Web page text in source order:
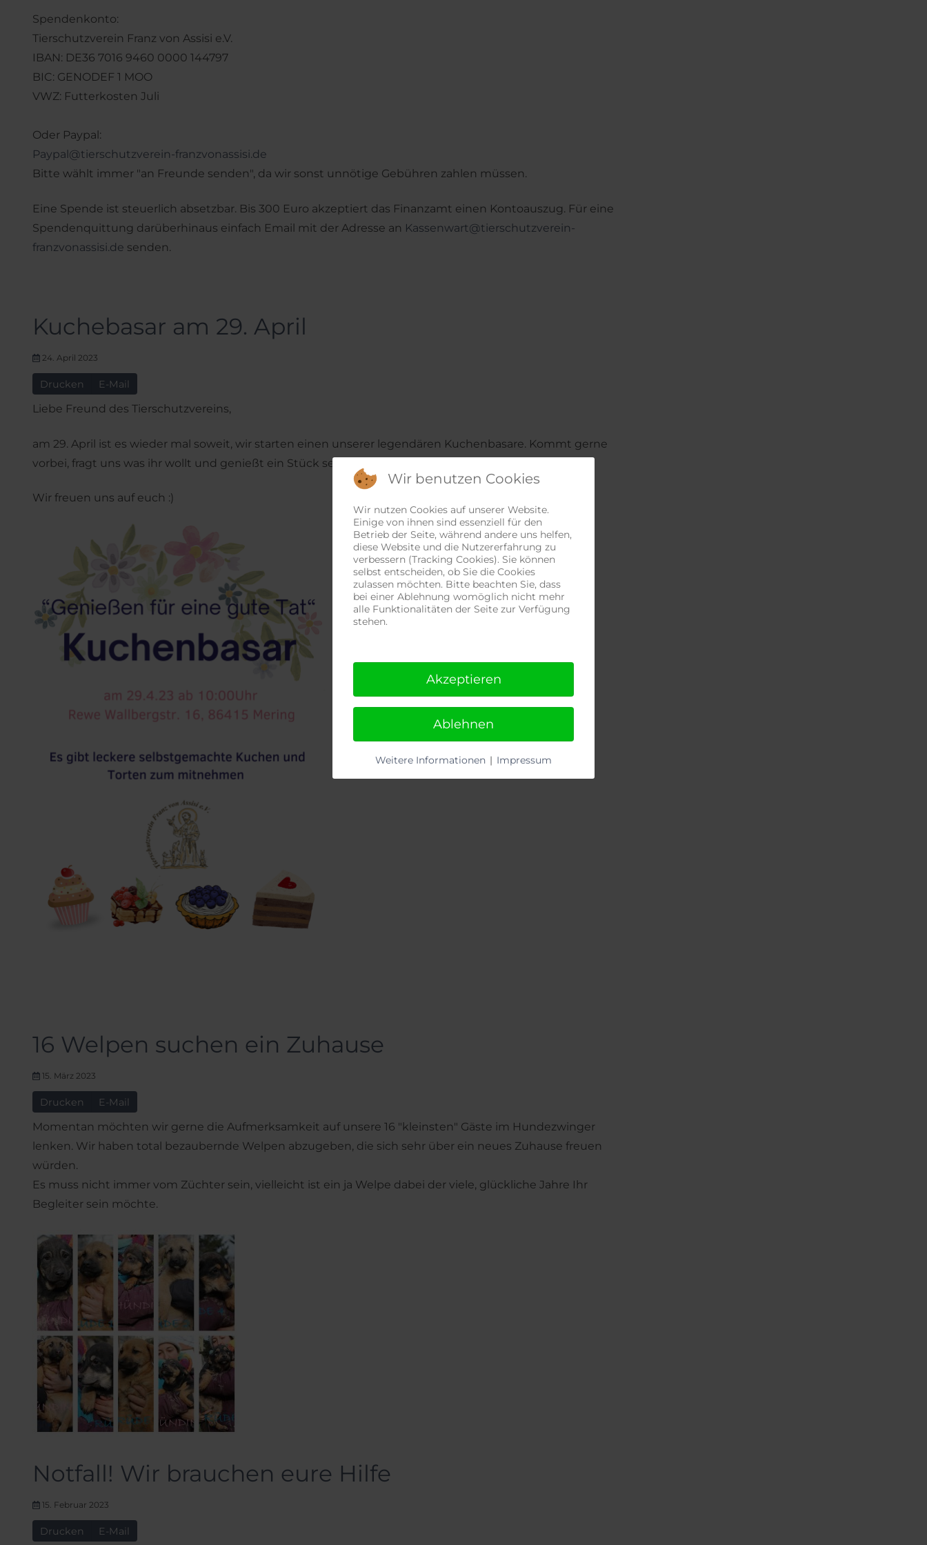
Spendenkonto:
Tierschutzverein Franz von Assisi e.V.
IBAN: DE36 7016 9460 0000 144797
BIC: GENODEF 1 MOO
VWZ: Futterkosten Juli
Oder Paypal:
Paypal@tierschutzverein-franzvonassisi.de
Bitte wählt immer "an Freunde senden", da wir sonst unnötige Gebühren zahlen müssen.
Eine Spende ist steuerlich absetzbar. Bis 300 Euro akzeptiert das Finanzamt einen Kontoauszug. Für eine
Spendenquittung darüberhinaus einfach Email mit der Adresse an Kassenwart@tierschutzverein-
franzvonassisi.de senden.
Kuchebasar am 29. April
24. April 2023
Drucken E-Mail
Liebe Freund des Tierschutzvereins,
am 29. April ist es wieder mal soweit, wir starten einen unserer legendären Kuchenbasare. Kommt gerne
vorbei, fragt uns was ihr wollt und genießt ein Stück selbstgemachten Kuchen.
Wir freuen uns auf euch :)
16 Welpen suchen ein Zuhause
15. März 2023
Drucken E-Mail
Momentan möchten wir gerne die Aufmerksamkeit auf unsere 16 "kleinsten" Gäste im Hundezwinger
lenken. Wir haben total bezaubernde Welpen abzugeben, die sich sehr über ein neues Zuhause freuen
würden.
Es muss nicht immer vom Züchter sein, vielleicht ist ein ja Welpe dabei der viele, glückliche Jahre Ihr
Begleiter sein möchte.
Notfall! Wir brauchen eure Hilfe
15. Februar 2023
Drucken E-Mail
Wir benutzen Cookies
Wir nutzen Cookies auf unserer Website.
Einige von ihnen sind essenziell für den
Betrieb der Seite, während andere uns helfen,
diese Website und die Nutzererfahrung zu
verbessern (Tracking Cookies). Sie können
selbst entscheiden, ob Sie die Cookies
zulassen möchten. Bitte beachten Sie, dass
bei einer Ablehnung womöglich nicht mehr
alle Funktionalitäten der Seite zur Verfügung
stehen.
Akzeptieren
Ablehnen
Weitere Informationen | Impressum